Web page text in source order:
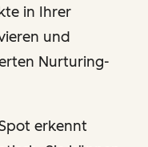
in Ihrer
und
Nurturing-
erkennt